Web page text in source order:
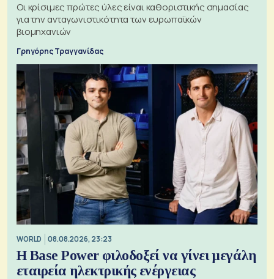
Οι κρίσιμες πρώτες ύλες είναι καθοριστικής σημασίας
για την ανταγωνιστικότητα των ευρωπαϊκών
βιομηχανιών
Γρηγόρης Τραγγανίδας
WORLD 08.08.2026, 23:23
Η Base Power φιλοδοξεί να γίνει μεγάλη
εταιρεία ηλεκτρικής ενέργειας